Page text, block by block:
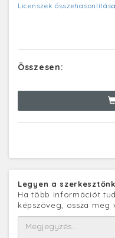
Licenszek összehasonlítása
Összesen:
Legyen a
Ha több információt
képszöveg, ossza meg